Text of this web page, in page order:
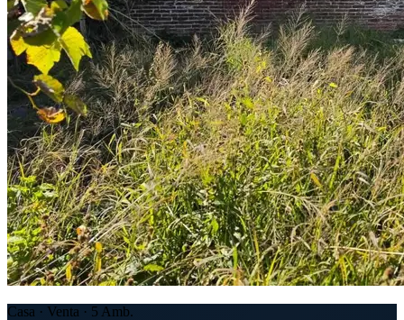
Casa · Venta · 5 Amb.